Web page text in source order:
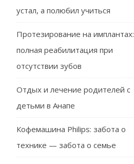
устал, а полюбил учиться
Протезирование на имплантах:
полная реабилитация при
отсутствии зубов
Отдых и лечение родителей с
детьми в Анапе
Кофемашина Philips: забота о
технике — забота о семье